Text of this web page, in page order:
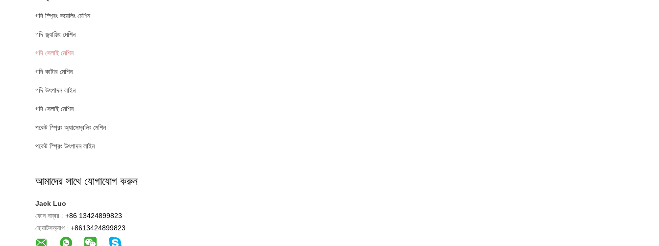
গদি স্প্রিং কয়েলিং মেশিন
গদি ফ্ল্যাঞ্জিং মেশিন
গদি সেলাই মেশিন
গদি কাটার মেশিন
গদি উৎপাদন লাইন
গদি সেলাই মেশিন
পকেট স্প্রিং অ্যাসেম্বলিং মেশিন
পকেট স্প্রিং উৎপাদন লাইন
আমাদের সাথে যোগাযোগ করুন
Jack Luo
ফোন নম্বর : +86 13424899823
হোয়াটসঅ্যাপ : +8613424899823